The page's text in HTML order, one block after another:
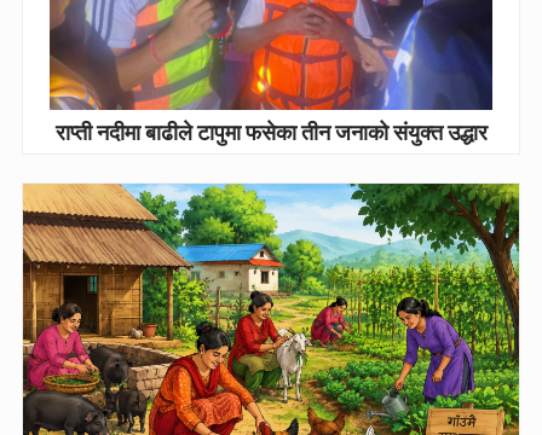
राप्ती नदीमा बाढीले टापुमा फसेका तीन जनाको संयुक्त उद्धार